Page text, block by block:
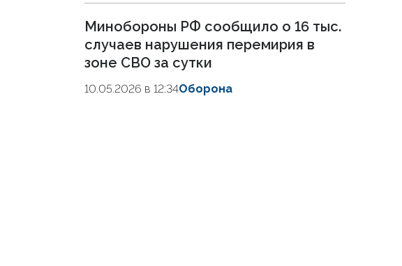
Минобороны РФ сообщило о 16 тыс.
случаев нарушения перемирия в
зоне СВО за сутки
10.05.2026 в 12:34Оборона